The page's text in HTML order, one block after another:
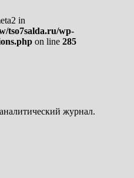
in
tso7salda.ru/wp-
on line 285
журнал.